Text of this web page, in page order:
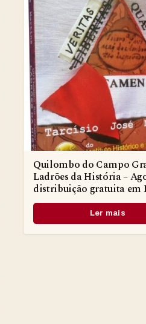
Quilombo do Campo
Ladrões da História –
distribuição gratuita em
Ler mais